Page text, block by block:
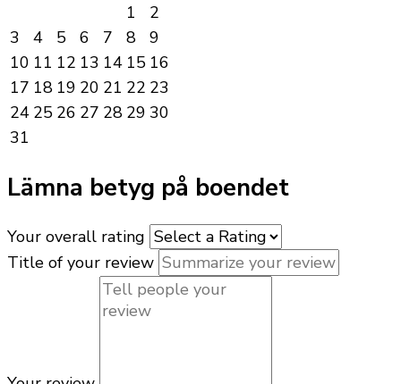
1
2
3
4 5 6 7 8
9
10 11 12 13 14 15 16
17 18 19 20 21 22 23
24 25 26 27 28 29 30
31
Lämna betyg på boendet
Your overall rating
Title of your review